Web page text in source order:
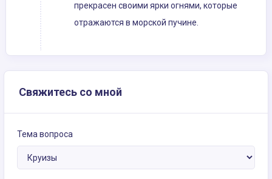
прекрасен своими ярки огнями, которые
отражаются в морской пучине.
Свяжитесь со мной
Тема вопроса